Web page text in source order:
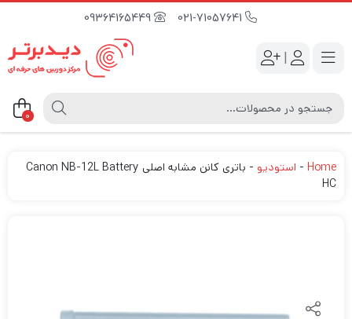
09364165449
|
0
Home
- استودیو -
باتری کانن مشابه اصلی Canon NB-12L Battery
HC